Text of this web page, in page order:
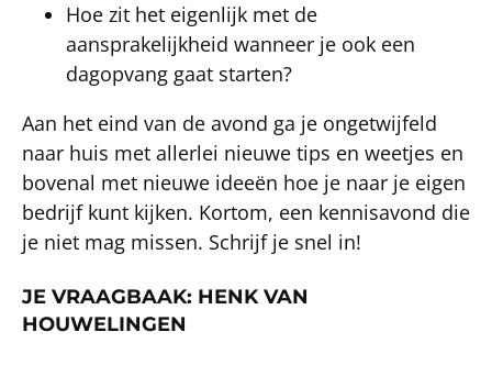
Hoe zit het eigenlijk met de
aansprakelijkheid wanneer je ook een
dagopvang gaat starten?
Aan het eind van de avond ga je ongetwijfeld
naar huis met allerlei nieuwe tips en weetjes en
bovenal met nieuwe ideeën hoe je naar je eigen
bedrijf kunt kijken. Kortom, een kennisavond die
je niet mag missen. Schrijf je snel in!
JE VRAAGBAAK: HENK VAN
HOUWELINGEN